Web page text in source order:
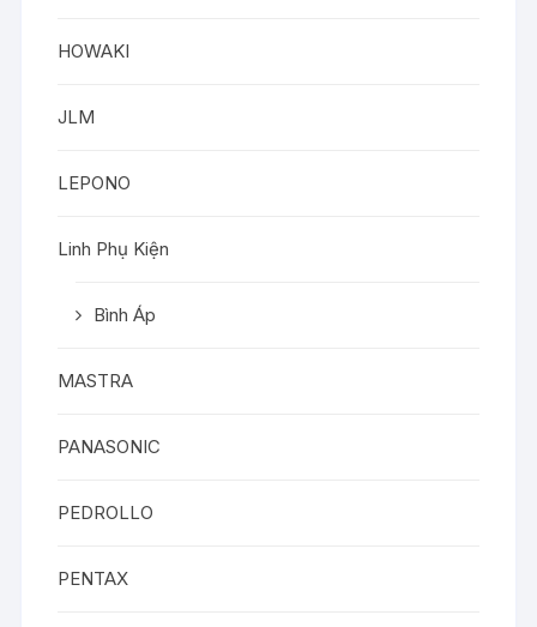
HOWAKI
JLM
LEPONO
Linh Phụ Kiện
Bình Áp
MASTRA
PANASONIC
PEDROLLO
PENTAX